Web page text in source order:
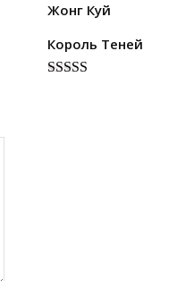
Жонг Куй
Король Теней